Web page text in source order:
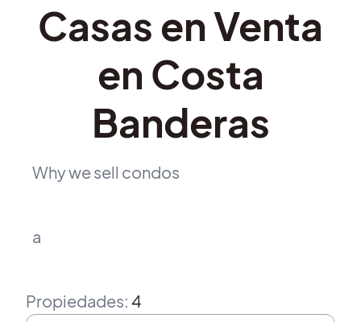
Casas en Venta
en Costa
Banderas
Why we sell condos
a
Propiedades: 4